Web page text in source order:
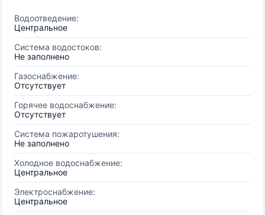
Водоотведение:
Центральное
Система водостоков:
Не заполнено
Газоснабжение:
Отсутствует
Горячее водоснабжение:
Отсутствует
Система пожаротушения:
Не заполнено
Холодное водоснабжение:
Центральное
Электроснабжение:
Центральное